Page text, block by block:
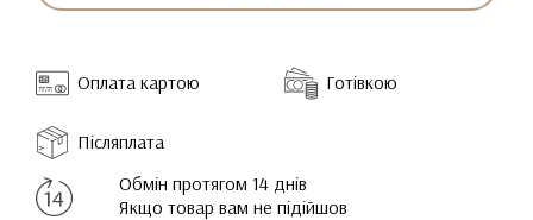
Оплата картою Готівкою
Післяплата
Обмін протягом 14 днів
Якщо товар вам не підійшов